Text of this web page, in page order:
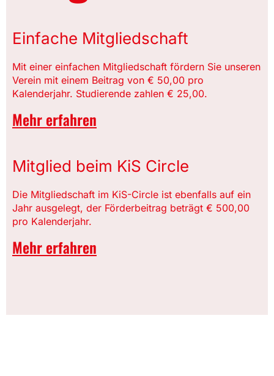
Einfache Mitgliedschaft
Mit einer einfachen Mitgliedschaft fördern Sie unseren
Verein mit einem Beitrag von € 50,00 pro
Kalenderjahr. Studierende zahlen € 25,00.
Mehr erfahren
Mitglied beim KiS Circle
Die Mitgliedschaft im KiS-Circle ist ebenfalls auf ein
Jahr ausgelegt, der Förderbeitrag beträgt € 500,00
pro Kalenderjahr.
Mehr erfahren